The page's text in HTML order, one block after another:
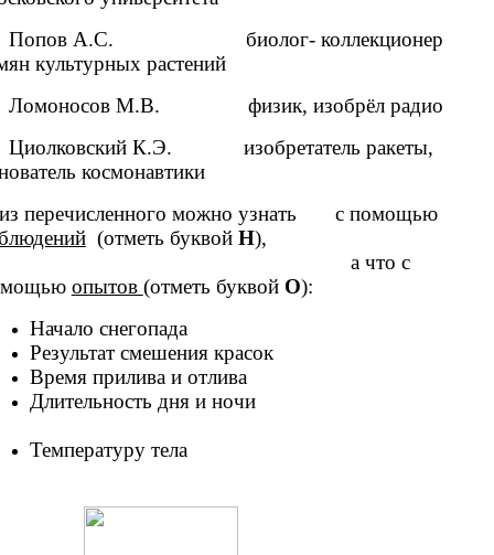
А.С. биолог- коллекционер
культурных растений
М.В. физик, изобрёл радио
К.Э. изобретатель ракеты,
космонавтики
перечисленного можно узнать с помощью
(отметь буквой Н),
что с
опытов (отметь буквой О):
Начало снегопада
Результат смешения красок
Время прилива и отлива
Длительность дня и ночи
Температуру тела